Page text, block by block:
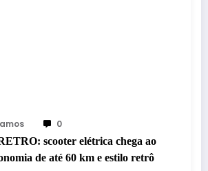
0
scooter elétrica chega ao
de até 60 km e estilo retrô